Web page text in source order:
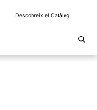
Descobreix el Catàleg